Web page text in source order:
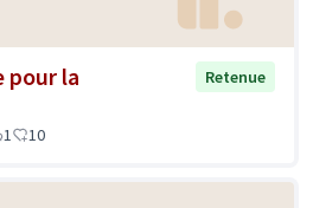
pour la
Retenue
1 10